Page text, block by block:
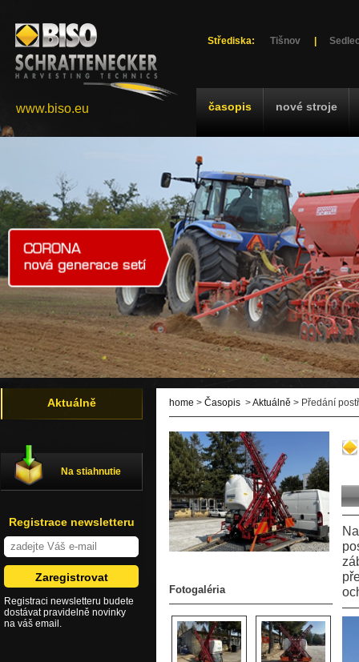
Střediska: Tišnov
časopis nové stroje
www.biso.eu
home > Časopis >Aktuálně > Předání
Fotogaléria
Aktuálně
Na stiahnutie
Registrace newsletteru
Registraci newsletteru budete
dostávat pravidelně novinky
na váš email.